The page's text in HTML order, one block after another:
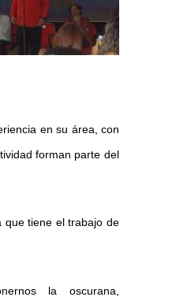
en su área, con
forman parte del
que tiene el trabajo de
la oscurana,